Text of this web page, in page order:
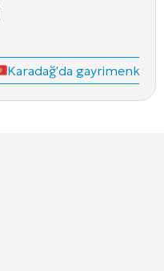
Karadağ'da gayrimenkul